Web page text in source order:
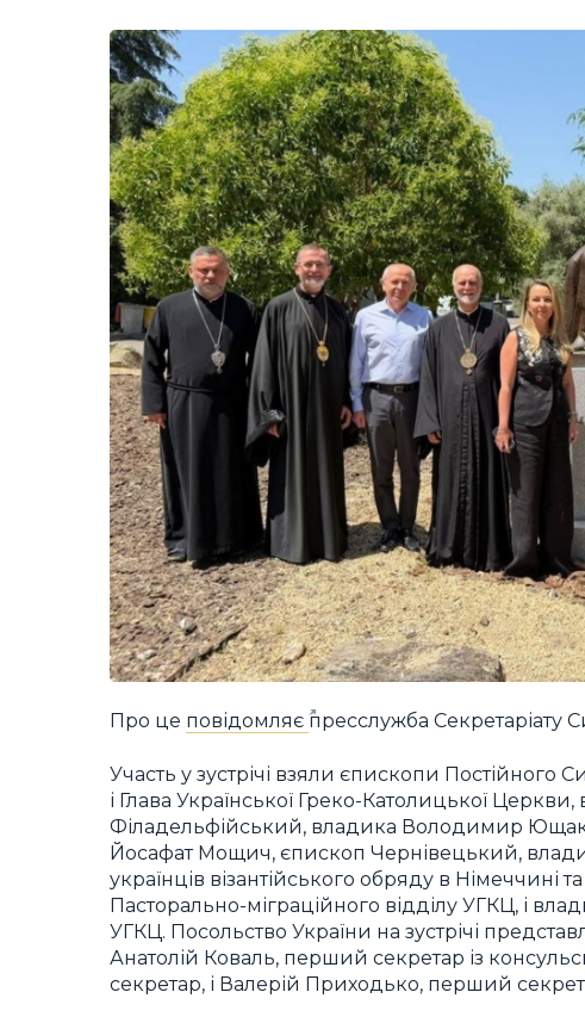
Про це повідомляє пресслужба Секретаріату
Участь у зустрічі взяли єпископи
і Глава Української Греко-Католицької
Філадельфійський, владика Володимир
Йосафат Мощич, єпископ Чернівецький,
українців візантійського обряду в Німеччині
Пасторально-міграційного відділу УГКЦ, і
УГКЦ. Посольство України на зустрічі
Анатолій Коваль, перший секретар із
секретар, і Валерій Приходько, перший